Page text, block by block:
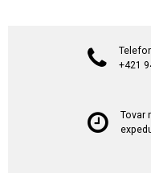
+421
Tovar